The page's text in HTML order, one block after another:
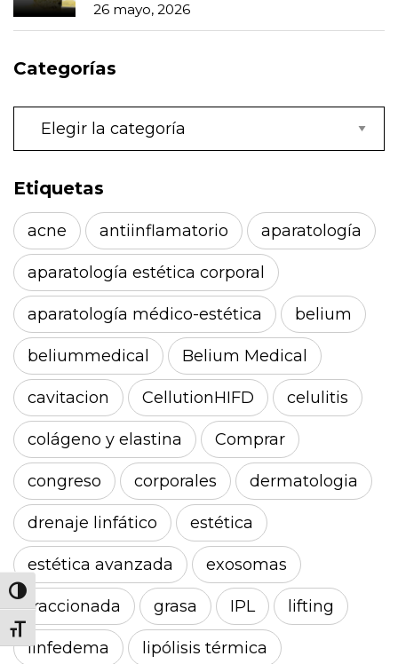
Alternar alto contraste
Alternar tamaño de letra
26 mayo, 2026
Categorías
Categorías
Etiquetas
acne antiinflamatorio aparatología
aparatología estética corporal
aparatología médico-estética belium
beliummedical Belium Medical
cavitacion CellutionHIFD celulitis
colágeno y elastina Comprar
congreso corporales dermatologia
drenaje linfático estética
estética avanzada exosomas
fraccionada grasa IPL lifting
linfedema lipólisis térmica